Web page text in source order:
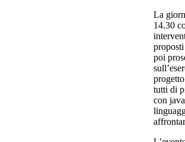
La
14.30
poi
tutti di
con